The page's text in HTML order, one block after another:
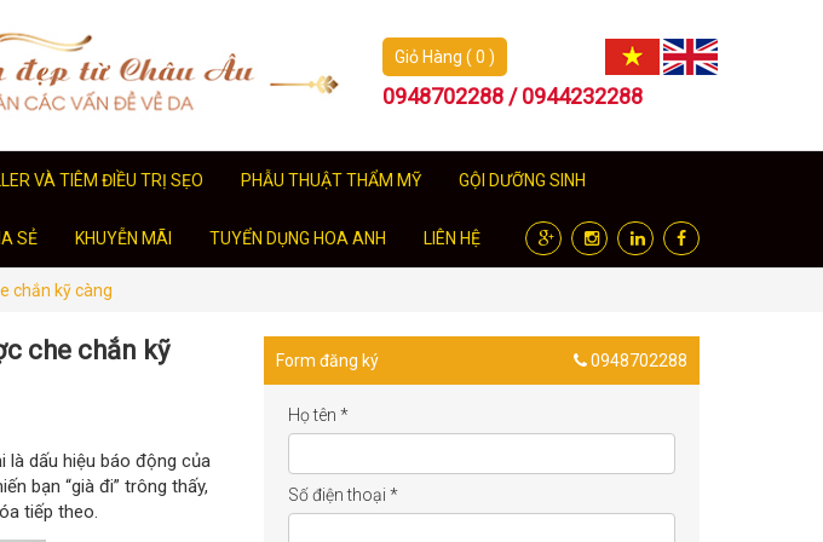
Giỏ Hàng ( 0 )
0948702288 / 0944232288
VÀ TIÊM ĐIỀU TRỊ SẸO PHẪU THUẬT THẨM MỸ GỘI DƯỠNG SINH
SẺ KHUYỄN MÃI TUYỂN DỤNG HOA ANH LIÊN HỆ
chắn kỹ càng
che chắn kỹ
là dấu hiệu báo động của
bạn “già đi” trông thấy,
tiếp theo.
Form đăng ký 0948702288
Họ tên *
Số điện thoại *